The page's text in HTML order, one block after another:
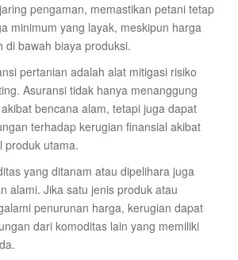
pengaman, memastikan petani tetap
minimum yang layak, meskipun harga
di bawah biaya produksi.
pertanian adalah alat mitigasi risiko
Asuransi tidak hanya menanggung
bencana alam, tetapi juga dapat
terhadap kerugian finansial akibat
produk utama.
yang ditanam atau dipelihara juga
alami. Jika satu jenis produk atau
penurunan harga, kerugian dapat
dari komoditas lain yang memiliki